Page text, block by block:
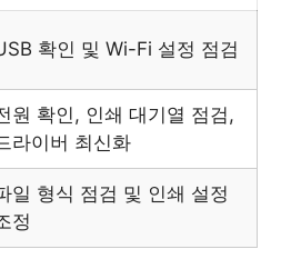
확인 및 Wi-Fi 설정 점검
원 확인, 인쇄 대기열 점검,
라이버 최신화
일 형식 점검 및 인쇄 설정
정